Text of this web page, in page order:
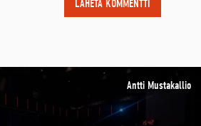
Antti Mustakallio